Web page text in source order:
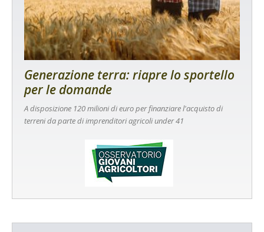
Generazione terra: riapre lo sportello
per le domande
A disposizione 120 milioni di euro per finanziare l'acquisto di
terreni da parte di imprenditori agricoli under 41